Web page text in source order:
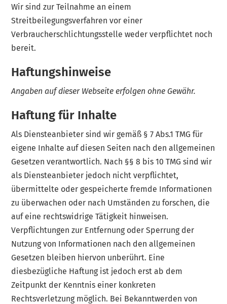
Wir sind zur Teilnahme an einem
Streitbeilegungsverfahren vor einer
Verbraucherschlichtungsstelle weder verpflichtet noch
bereit.
Haftungshinweise
Angaben auf dieser Webseite erfolgen ohne Gewähr.
Haftung für Inhalte
Als Diensteanbieter sind wir gemäß § 7 Abs.1 TMG für
eigene Inhalte auf diesen Seiten nach den allgemeinen
Gesetzen verantwortlich. Nach §§ 8 bis 10 TMG sind wir
als Diensteanbieter jedoch nicht verpflichtet,
übermittelte oder gespeicherte fremde Informationen
zu überwachen oder nach Umständen zu forschen, die
auf eine rechtswidrige Tätigkeit hinweisen.
Verpflichtungen zur Entfernung oder Sperrung der
Nutzung von Informationen nach den allgemeinen
Gesetzen bleiben hiervon unberührt. Eine
diesbezügliche Haftung ist jedoch erst ab dem
Zeitpunkt der Kenntnis einer konkreten
Rechtsverletzung möglich. Bei Bekanntwerden von